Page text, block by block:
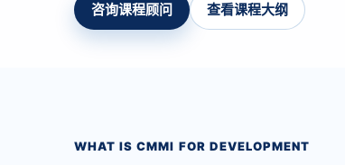
咨询课程顾问 查看课程大纲
WHAT IS CMMI FOR DEVELOPMENT